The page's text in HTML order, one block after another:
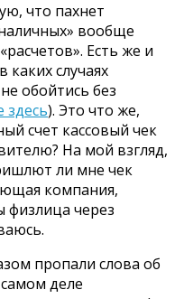
что пахнет
вообще
Есть же и
случаях
обойтись без
здесь). Это что же,
счет кассовый чек
На мой взгляд,
ли мне чек
компания,
физлица через
пропали слова об
деле